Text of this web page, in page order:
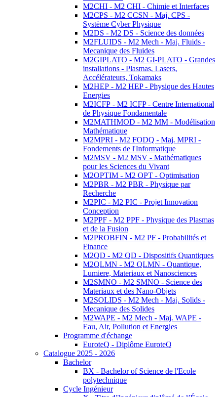
M2CHI - M2 CHI - Chimie et Interfaces
M2CPS - M2 CCSN - Maj. CPS -
Système Cyber Physique
M2DS - M2 DS - Science des données
M2FLUIDS - M2 Mech - Maj. Fluids -
Mecanique des Fluides
M2GIPLATO - M2 GI-PLATO - Grandes
installations - Plasmas, Lasers,
Accélérateurs, Tokamaks
M2HEP - M2 HEP - Physique des Hautes
Energies
M2ICFP - M2 ICFP - Centre International
de Physique Fondamentale
M2MATHMOD - M2 MM - Modélisation
Mathématique
M2MPRI - M2 FODQ - Maj. MPRI -
Fondements de l'Informatique
M2MSV - M2 MSV - Mathématiques
pour les Sciences du Vivant
M2OPTIM - M2 OPT - Optimisation
M2PBR - M2 PBR - Physique par
Recherche
M2PIC - M2 PIC - Projet Innovation
Conception
M2PPF - M2 PPF - Physique des Plasmas
et de la Fusion
M2PROBFIN - M2 PF - Probabilités et
Finance
M2QD - M2 QD - Dispositifs Quantiques
M2QLMN - M2 QLMN - Quantique,
Lumiere, Materiaux et Nanosciences
M2SMNO - M2 SMNO - Science des
Materiaux et des Nano-Objets
M2SOLIDS - M2 Mech - Maj. Solids -
Mecanique des Solides
M2WAPE - M2 Mech - Maj. WAPE -
Eau, Air, Pollution et Energies
Programme d'échange
EuroteQ - Diplôme EuroteQ
Catalogue 2025 - 2026
Bachelor
BX - Bachelor of Science de l'Ecole
polytechnique
Cycle Ingénieur